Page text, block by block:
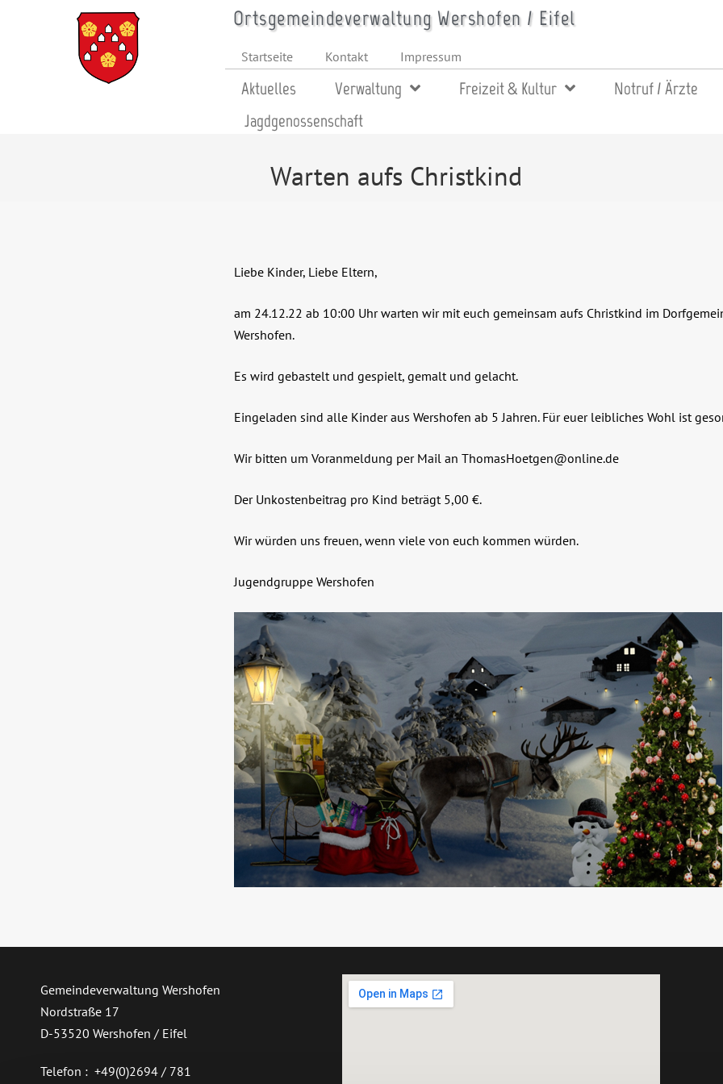
Ortsgemeindeverwaltung Wershofen / Eifel
Startseite Kontakt Impressum
Aktuelles Verwaltung Freizeit & Kultur
Notruf / Ärzte
Jagdgenossenschaft
Warten aufs Christkind
Liebe Kinder, Liebe Eltern,
am 24.12.22 ab 10:00 Uhr warten wir mit euch gemeinsam aufs Christkind im
Wershofen.
Es wird gebastelt und gespielt, gemalt und gelacht.
Eingeladen sind alle Kinder aus Wershofen ab 5 Jahren. Für euer leibliches Wohl ist
Wir bitten um Voranmeldung per Mail an ThomasHoetgen@online.de
Der Unkostenbeitrag pro Kind beträgt 5,00 €.
Wir würden uns freuen, wenn viele von euch kommen würden.
Jugendgruppe Wershofen
Gemeindeverwaltung Wershofen
Nordstraße 17
D-53520 Wershofen / Eifel
Telefon : +49(0)2694 / 781